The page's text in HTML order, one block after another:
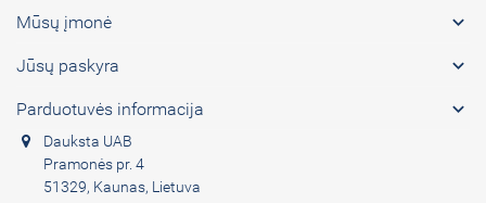
Mūsų įmonė 
Jūsų paskyra 
Parduotuvės informacija 
Dauksta UAB
Pramonės pr. 4
51329, Kaunas, Lietuva